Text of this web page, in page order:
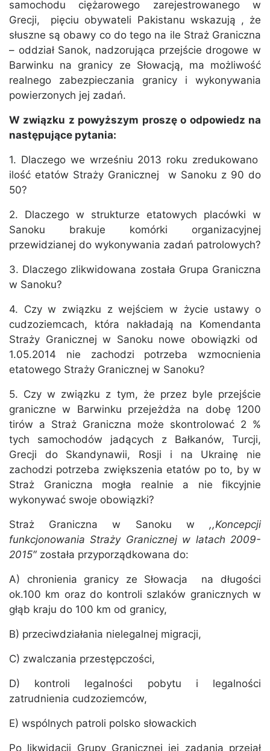
samochodu ciężarowego zarejestrowanego w
Grecji, pięciu obywateli Pakistanu wskazują , że
słuszne są obawy co do tego na ile Straż Graniczna
– oddział Sanok, nadzorująca przejście drogowe w
Barwinku na granicy ze Słowacją, ma możliwość
realnego zabezpieczania granicy i wykonywania
powierzonych jej zadań.
W związku z powyższym proszę o odpowiedz na
następujące pytania:
1. Dlaczego we wrześniu 2013 roku zredukowano
ilość etatów Straży Granicznej w Sanoku z 90 do
50?
2. Dlaczego w strukturze etatowych placówki w
Sanoku brakuje komórki organizacyjnej
przewidzianej do wykonywania zadań patrolowych?
3. Dlaczego zlikwidowana została Grupa Graniczna
w Sanoku?
4. Czy w związku z wejściem w życie ustawy o
cudzoziemcach, która nakładają na Komendanta
Straży Granicznej w Sanoku nowe obowiązki od
1.05.2014 nie zachodzi potrzeba wzmocnienia
etatowego Straży Granicznej w Sanoku?
5. Czy w związku z tym, że przez byle przejście
graniczne w Barwinku przejeżdża na dobę 1200
tirów a Straż Graniczna może skontrolować 2 %
tych samochodów jadących z Bałkanów, Turcji,
Grecji do Skandynawii, Rosji i na Ukrainę nie
zachodzi potrzeba zwiększenia etatów po to, by w
Straż Graniczna mogła realnie a nie fikcyjnie
wykonywać swoje obowiązki?
Straż Graniczna w Sanoku w ,,Koncepcji
funkcjonowania Straży Granicznej w latach 2009-
2015″ została przyporządkowana do:
A) chronienia granicy ze Słowacja na długości
ok.100 km oraz do kontroli szlaków granicznych w
głąb kraju do 100 km od granicy,
B) przeciwdziałania nielegalnej migracji,
C) zwalczania przestępczości,
D) kontroli legalności pobytu i legalności
zatrudnienia cudzoziemców,
E) wspólnych patroli polsko słowackich
Po likwidacji Grupy Granicznej jej zadania przejął